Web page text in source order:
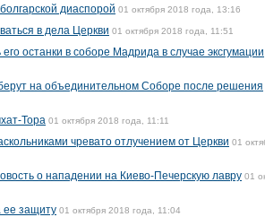
диаспорой 01 октября 2018 года, 13:16
в дела Церкви 01 октября 2018 года, 11:51
останки в соборе Мадрида в случае эксгумации
на объединительном Соборе после решения
Тора 01 октября 2018 года, 11:11
чревато отлучением от Церкви 01
о нападении на Киево-Печерскую лавру 01
ее защиту 01 октября 2018 года, 11:04